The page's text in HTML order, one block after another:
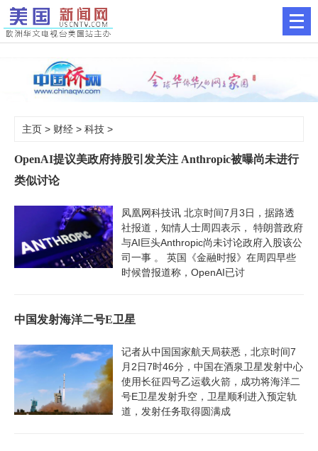
主页 > 财经 > 科技 >
OpenAI提议美政府持股引发关注 Anthropic被曝尚未进行
类似讨论
凤凰网科技讯 北京时间7月3日，据路透
社报道，知情人士周四表示， 特朗普政府
与AI巨头Anthropic尚未讨论政府入股该公
司一事 。 英国《金融时报》在周四早些
时候曾报道称，OpenAI已讨
中国发射海洋二号E卫星
记者从中国国家航天局获悉，北京时间7
月2日7时46分，中国在酒泉卫星发射中心
使用长征四号乙运载火箭，成功将海洋二
号E卫星发射升空，卫星顺利进入预定轨
道，发射任务取得圆满成